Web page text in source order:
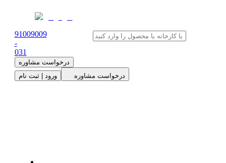
91009009
-
031
درخواست مشاوره
ورود | ثبت نام
درخواست مشاوره